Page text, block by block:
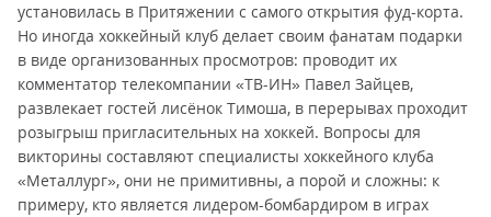
установилась в Притяжении с самого открытия фуд-корта.
Но иногда хоккейный клуб делает своим фанатам подарки
в виде организованных просмотров: проводит их
комментатор телекомпании «ТВ-ИН» Павел Зайцев,
развлекает гостей лисёнок Тимоша, в перерывах проходит
розыгрыш пригласительных на хоккей. Вопросы для
викторины составляют специалисты хоккейного клуба
«Металлург», они не примитивны, а порой и сложны: к
примеру, кто является лидером-бомбардиром в играх